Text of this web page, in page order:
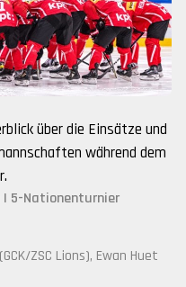
über die Einsätze und
während dem
| 5-Nationenturnier
ZSC Lions), Ewan Huet